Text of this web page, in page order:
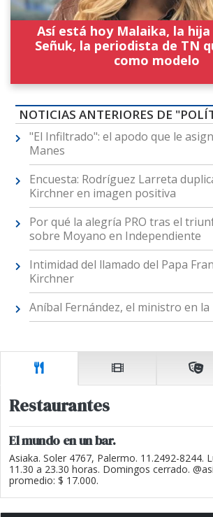
Así está hoy Malaika, la
Señuk, la periodista de TN
como modelo
NOTICIAS ANTERIORES DE
"El Infiltrado": el apodo que le
Manes
Encuesta: Rodríguez Larreta
Kirchner en imagen positiva
Por qué la alegría PRO tras el
sobre Moyano en Independiente
Intimidad del llamado del Papa
Kirchner
Aníbal Fernández, el ministro en la
Restaurantes
El mundo en un bar.
Asiaka. Soler 4767, Palermo. 11.2492-8244.
11.30 a 23.30 horas. Domingos cerrado.
promedio: $ 17.000.